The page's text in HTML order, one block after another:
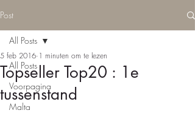
Post
All Posts
Voorpagina
Malta
All Posts
Topseller Top20 : 1e
tussenstand
5 feb 2016 1 minuten om te lezen